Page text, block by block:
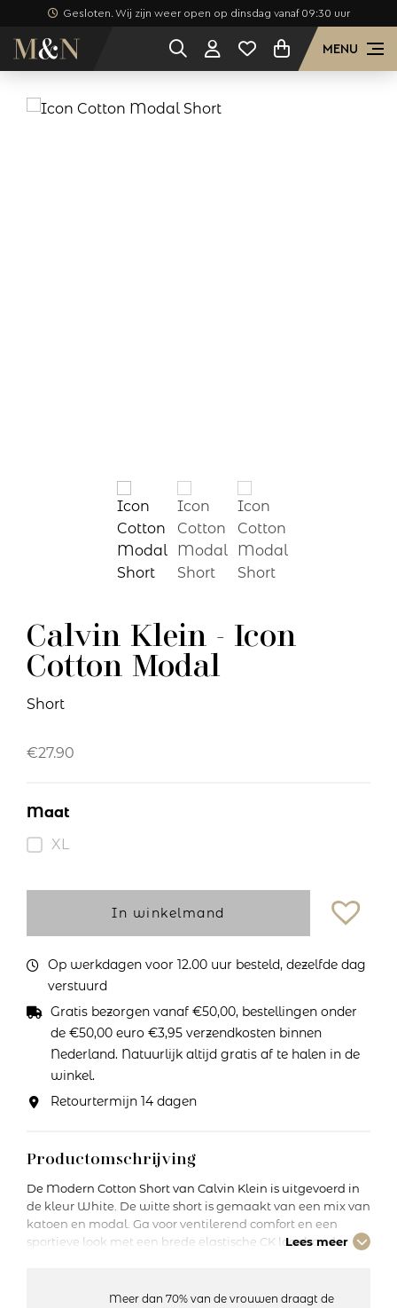
Gesloten. Wij zijn weer open op dinsdag vanaf 09:30 uur
MENU
Calvin Klein - Icon
Cotton Modal
Short
€27.90
Maat
XL
In winkelmand
Op werkdagen voor 12.00 uur besteld, dezelfde dag
verstuurd
Gratis bezorgen vanaf €50,00, bestellingen onder
de €50,00 euro €3,95 verzendkosten binnen
Nederland. Natuurlijk altijd gratis af te halen in de
winkel.
Retourtermijn 14 dagen
Productomschrijving
De Modern Cotton Short van Calvin Klein is uitgevoerd in
de kleur White. De witte short is gemaakt van een mix van
katoen en modal. Ga voor ventilerend comfort en een
sportieve look met een brede elastische CK logoband.
Lees meer
Meer dan 70% van de vrouwen draagt de